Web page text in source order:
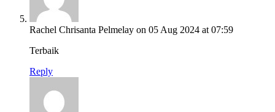
Rachel Chrisanta Pelmelay on 05 Aug 2024 at 07:59
Terbaik
Reply